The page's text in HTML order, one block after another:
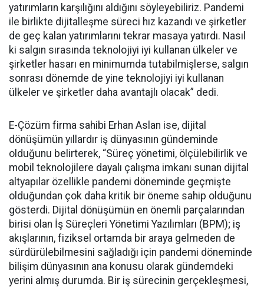
yatırımların karşılığını aldığını söyleyebiliriz. Pandemi
ile birlikte dijitalleşme süreci hız kazandı ve şirketler
de geç kalan yatırımlarını tekrar masaya yatırdı. Nasıl
ki salgın sırasında teknolojiyi iyi kullanan ülkeler ve
şirketler hasarı en minimumda tutabilmişlerse, salgın
sonrası dönemde de yine teknolojiyi iyi kullanan
ülkeler ve şirketler daha avantajlı olacak” dedi.
E-Çözüm firma sahibi Erhan Aslan ise, dijital
dönüşümün yıllardır iş dünyasının gündeminde
olduğunu belirterek, “Süreç yönetimi, ölçülebilirlik ve
mobil teknolojilere dayalı çalışma imkanı sunan dijital
altyapılar özellikle pandemi döneminde geçmişte
olduğundan çok daha kritik bir öneme sahip olduğunu
gösterdi. Dijital dönüşümün en önemli parçalarından
birisi olan İş Süreçleri Yönetimi Yazılımları (BPM); iş
akışlarının, fiziksel ortamda bir araya gelmeden de
sürdürülebilmesini sağladığı için pandemi döneminde
bilişim dünyasının ana konusu olarak gündemdeki
yerini almış durumda. Bir iş sürecinin gerçekleşmesi,